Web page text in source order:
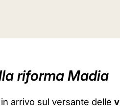
riforma Madia
arrivo sul versante delle